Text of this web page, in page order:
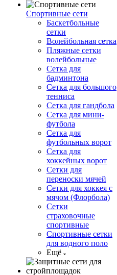
Спортивные сети
Баскетбольные
сетки
Волейбольная сетка
Пляжные сетки
волейбольные
Сетка для
бадминтона
Сетка для большого
тенниса
Сетка для гандбола
Сетка для мини-
футбола
Сетка для
футбольных ворот
Сетка для
хоккейных ворот
Сетки для
переноски мячей
Сетки для хоккея с
мячом (Флорбола)
Сетки
страховочные
спортивные
Спортивные сетки
для водного поло
Ещё